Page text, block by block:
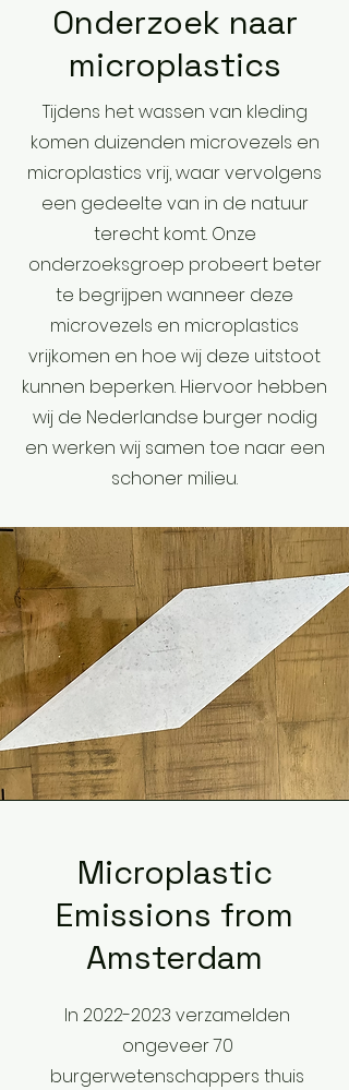
Onderzoek naar
microplastics
Tijdens het wassen van kleding
komen duizenden microvezels en
microplastics vrij, waar vervolgens
een gedeelte van in de natuur
terecht komt. Onze
onderzoeksgroep probeert beter
te begrijpen wanneer deze
microvezels en microplastics
vrijkomen en hoe wij deze uitstoot
kunnen beperken. Hiervoor hebben
wij de Nederlandse burger nodig
en werken wij samen toe naar een
schoner milieu.
Microplastic
Emissions from
Amsterdam
In 2022-2023 verzamelden
ongeveer 70
burgerwetenschappers thuis